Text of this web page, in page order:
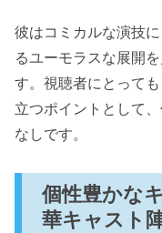
彼はコミカルな演技
るユーモラスな展開
す。視聴者にとって
立つポイントとして
なしです。
個性豊かな
華キャスト